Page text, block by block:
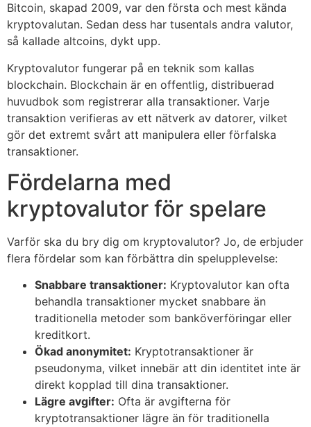
Bitcoin, skapad 2009, var den första och mest kända
kryptovalutan. Sedan dess har tusentals andra valutor,
så kallade altcoins, dykt upp.
Kryptovalutor fungerar på en teknik som kallas
blockchain. Blockchain är en offentlig, distribuerad
huvudbok som registrerar alla transaktioner. Varje
transaktion verifieras av ett nätverk av datorer, vilket
gör det extremt svårt att manipulera eller förfalska
transaktioner.
Fördelarna med
kryptovalutor för spelare
Varför ska du bry dig om kryptovalutor? Jo, de erbjuder
flera fördelar som kan förbättra din spelupplevelse:
Snabbare transaktioner: Kryptovalutor kan ofta
behandla transaktioner mycket snabbare än
traditionella metoder som banköverföringar eller
kreditkort.
Ökad anonymitet: Kryptotransaktioner är
pseudonyma, vilket innebär att din identitet inte är
direkt kopplad till dina transaktioner.
Lägre avgifter: Ofta är avgifterna för
kryptotransaktioner lägre än för traditionella